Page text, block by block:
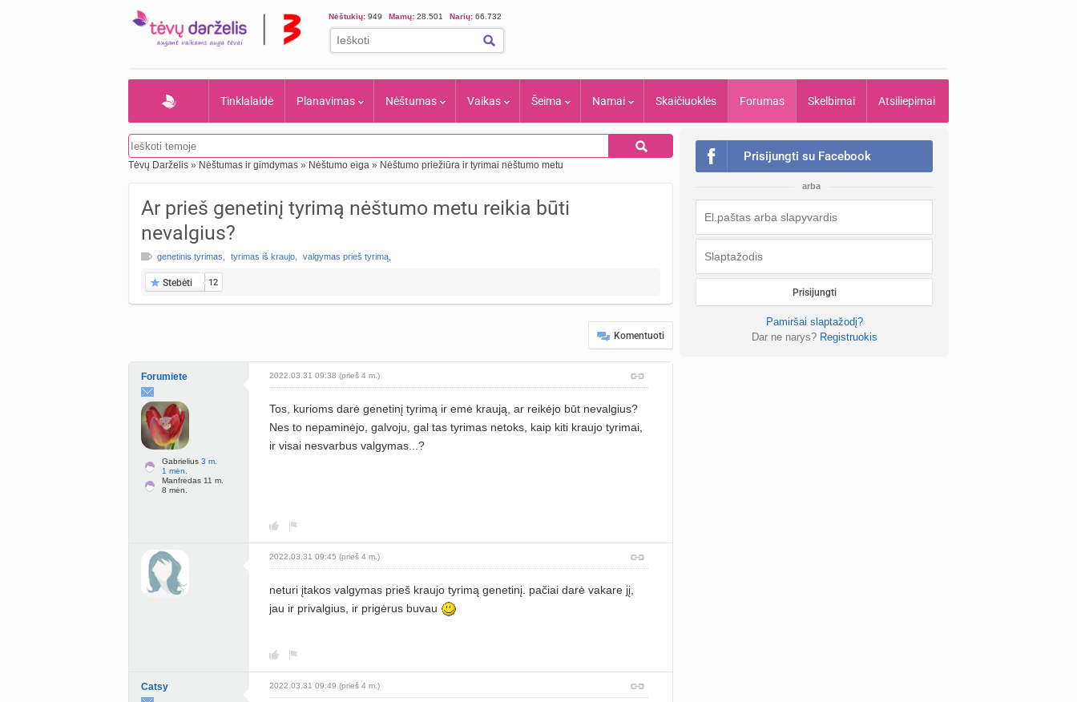
Nėštukių: 949 Mamų: 28.501 Narių: 66.732
Tinklalaidė Planavimas Nėštumas Vaikas Šeima Namai Skaičiuoklės Forumas Skelbimai Atsiliepimai
Tėvų Darželis » Nėštumas ir gimdymas » Nėštumo eiga » Nėštumo priežiūra ir tyrimai nėštumo metu
Ar prieš genetinį tyrimą nėštumo metu reikia būti
nevalgius?
genetinis tyrimas tyrimas iš kraujo valgymas prieš tyrimą
Stebėti 12
Komentuoti
Forumiete
Gabrielius 3 m.
1 mėn.
Manfredas 11 m.
8 mėn.
2022.03.31 09:38 (prieš 4 m.)
Tos, kurioms darė genetinį tyrimą ir emė kraują, ar reikėjo būt nevalgius?
Nes to nepaminėjo, galvoju, gal tas tyrimas netoks, kaip kiti kraujo tyrimai,
ir visai nesvarbus valgymas...?
2022.03.31 09:45 (prieš 4 m.)
neturi įtakos valgymas prieš kraujo tyrimą genetinį. pačiai darė vakare jį,
jau ir privalgius, ir prigėrus buvau
Catsy 2022.03.31 09:49 (prieš 4 m.)
Prisijungti su Facebook
arba
Prisijungti
Pamiršai slaptažodį?
Dar ne narys? Registruokis